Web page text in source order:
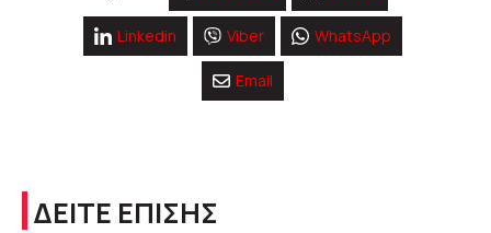
Linkedin Viber WhatsApp
Email
ΔΕΙΤΕ ΕΠΙΣΗΣ